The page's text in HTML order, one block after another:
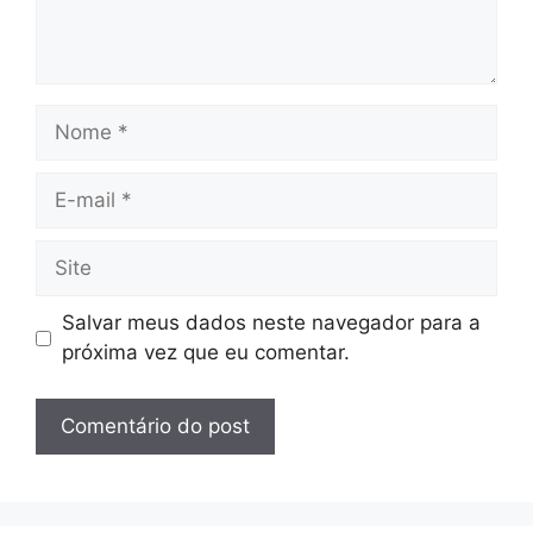
Nome
Site
Salvar meus dados neste navegador para a
próxima vez que eu comentar.